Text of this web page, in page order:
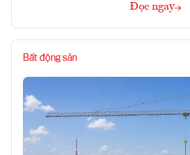
Đọc ngay
Bất động sản